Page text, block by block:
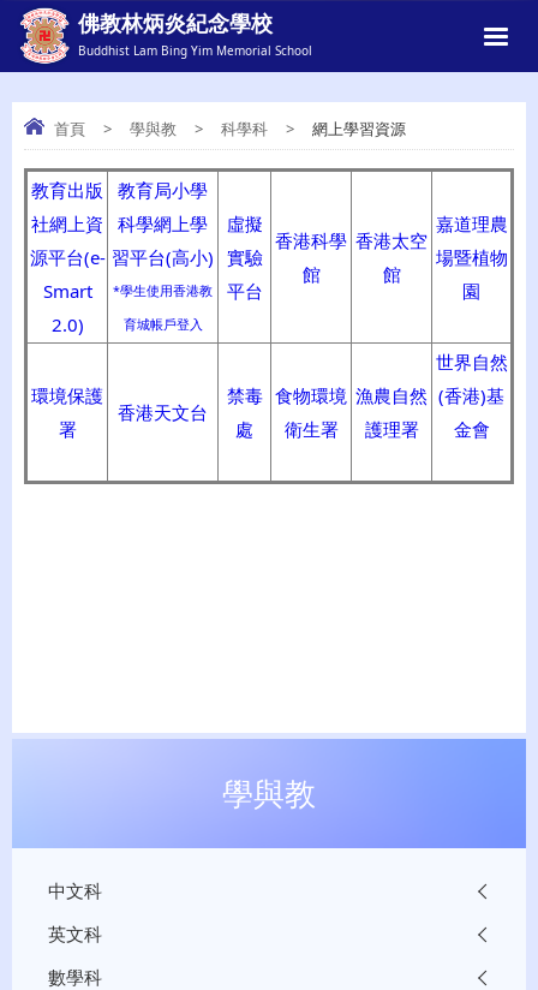
佛教林炳炎紀念學校
Buddhist Lam Bing Yim Memorial School
網上學習資源
首頁 > 學與教 > 科學科 > 網上學習資源
教育出版
社網上資
源平台(e-
Smart
2.0)
教育局小學
科學網上學
習平台(高小)
*學生使用香港教
育城帳戶登入
虛擬
實驗
平台
香港科學
館
香港太空
館
嘉道理農
場暨植物
園
環境保護
署
香港天文台
禁毒
處
食物環境
衛生署
漁農自然
護理署
世界自然
(香港)基
金會
學與教
中文科
英文科
數學科